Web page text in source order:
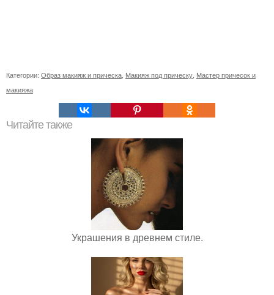
Категории: Образ макияж и прическа Макияж под прическу Мастер причесок и
макияжа
Читайте также
Украшения в древнем стиле.